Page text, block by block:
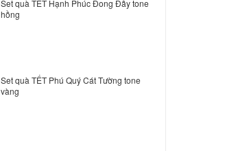
Set quà TẾT Hạnh Phúc Đong Đầy tone
hồng
Set quà TẾT Phú Quý Cát Tường tone
vàng